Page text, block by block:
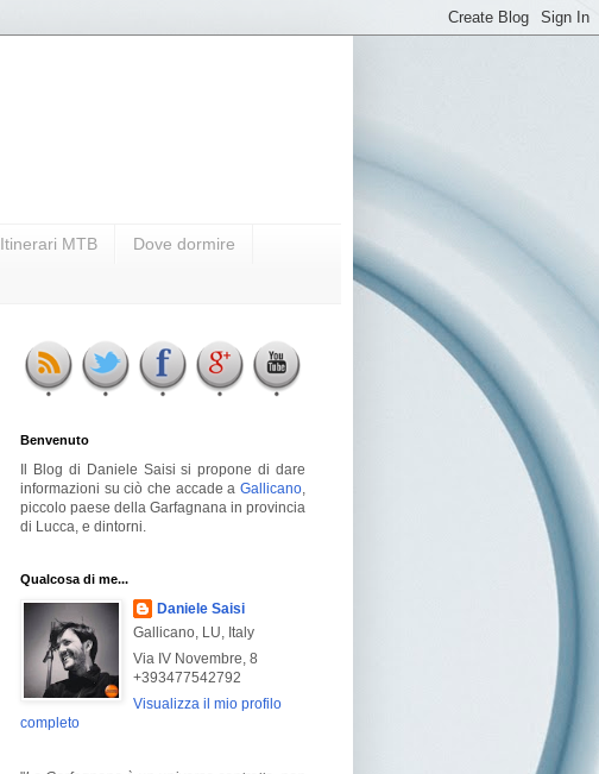
Itinerari MTB Dove dormire
Benvenuto
Il Blog di Daniele Saisi si propone di dare
informazioni su ciò che accade a Gallicano
piccolo paese della Garfagnana in provincia
di Lucca, e dintorni.
Qualcosa di me...
Daniele Saisi
Gallicano, LU, Italy
Via IV Novembre, 8
+393477542792
Visualizza il mio profilo
completo